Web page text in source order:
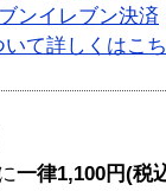
ンイレブン決済
て詳しくはこ
一律1,100円(税